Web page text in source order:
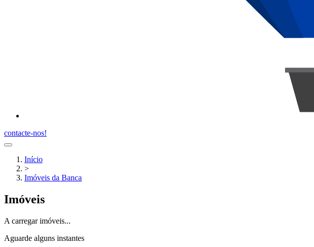
contacte-nos!
Início
>
Imóveis da Banca
Imóveis
A carregar imóveis...
Aguarde alguns instantes